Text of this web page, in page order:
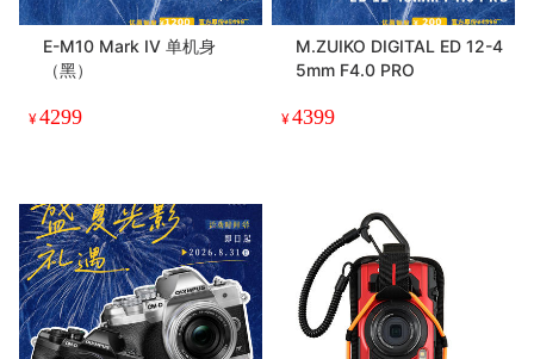
E-M10 Mark IV 单机身
（黑）
¥4299
M.ZUIKO DIGITAL ED 12-4
5mm F4.0 PRO
¥4399